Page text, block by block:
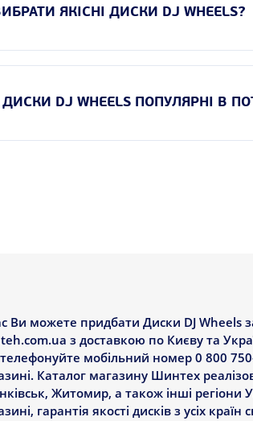
(Mi-tech)
Fiore
ЯКІСНІ ДИСКИ DJ WHEELS?
ДИСКИ DJ WHEELS ПОПУЛЯРНІ В
Ви можете придбати Диски DJ Wheels
з доставкою по Києву та
мобільний номер 0 800
Каталог магазину Шинтех
Житомир, а також інші регіони
гарантія якості дисків з усіх